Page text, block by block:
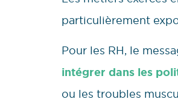
particulièrement
Pour les RH, le
intégrer dans les
ou les troubles